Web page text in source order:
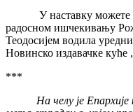
У наставку можете
радосном ишчекивању
Теодосијем водила
Новинско издавачке куће
***
На челу је Епархије